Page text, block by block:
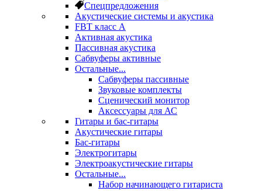
Спецпредложения
Акустические системы и акустика
FBT класс А
Активная акустика
Пассивная акустика
Сабвуферы активные
Остальные...
Сабвуферы пассивные
Звуковые комплекты
Сценический монитор
Аксессуары для АС
Гитары и бас-гитары
Акустические гитары
Бас-гитары
Электрогитары
Электроакустические гитары
Остальные...
Набор начинающего гитариста